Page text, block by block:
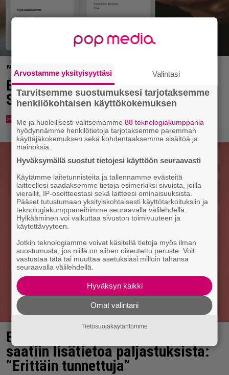
”Palvelusi keskeytetään” – uusi
Elisa-huijaus leviää vauhdilla
Suomessa
Elämäni biisi jatkuu syksyllä – nyt
saatiin lisätietoa paljastuksista:
”Erittäin tunnettuja”
Arvostamme yksityisyyttäsi Valintasi
Tarvitsemme suostumuksesi tarjotaksemme
henkilökohtaisen käyttökokemuksen
Me ja huolellisesti valitsemamme88 teknologiakumppania
hyödynnämme henkilötietoja tarjotaksemme paremman
käyttäjäkokemuksen sekä kohdentaaksemme sisältöä ja
mainoksia.
Hyväksymällä suostut tietojesi käyttöön seuraavasti
Käytämme laitetunnisteita ja tallennamme evästeitä
laitteellesi saadaksemme tietoja esimerkiksi sivuista, joilla
vierailit, IP-osoitteestasi sekä laitteesi ominaisuuksista.
Pääset tutustumaan yksityiskohtaisesti käyttötarkoituksiin ja
teknologiakumppaneihimme seuraavalla välilehdellä.
Hylkääminen voi vaikuttaa sivuston toimivuuteen ja
käytettävyyteen.
Jotkin teknologiamme voivat käsitellä tietoja myös ilman
suostumusta, jos niillä on siihen oikeutettu peruste. Voit
vastustaa tätä tai muuttaa asetuksiasi milloin tahansa
seuraavalla välilehdellä.
Hyväksyn kaikki
Omat valintani
Tietosuojakäytäntömme